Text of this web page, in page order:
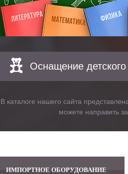
Оснащение
В каталоге нашего сайта
можете направить
ИМПОРТНОЕ ОБОРУДОВАНИЕ